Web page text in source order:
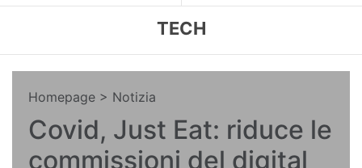
TECH
Homepage > Notizia
Covid, Just Eat: riduce le
commissioni del digital